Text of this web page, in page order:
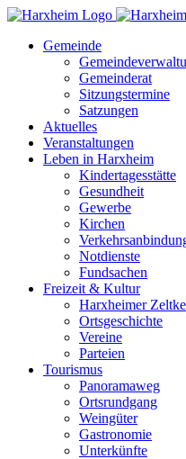
Zum
springenGemeinde
Gemeinderat
Sitzungstermine
Satzungen
Aktuelles
Veranstaltungen
Leben in Harxheim
Kindertagesstätte
Gesundheit
Gewerbe
Kirchen
Notdienste
Fundsachen
Freizeit & Kultur
Harxheimer
Ortsgeschichte
Vereine
Parteien
Tourismus
Panoramaweg
Ortsrundgang
Weingüter
Gastronomie
Unterkünfte